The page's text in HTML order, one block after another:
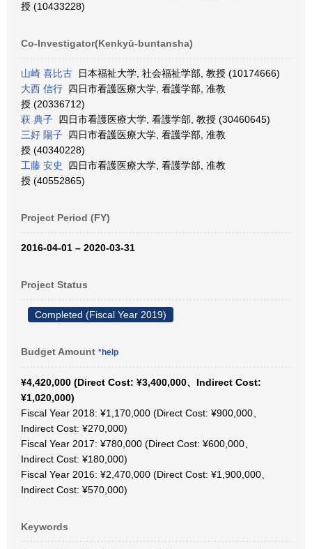
授 (10433228)
Co-Investigator(Kenkyū-buntansha)
山崎 喜比古 日本福祉大学, 社会福祉学部, 教授 (10174666)
大西 信行 四日市看護医療大学, 看護学部, 准教
授 (20336712)
萩 典子 四日市看護医療大学, 看護学部, 教授 (30460645)
三好 陽子 四日市看護医療大学, 看護学部, 准教
授 (40340228)
工藤 安史
四日市看護医療大学, 看護学部, 准教
授 (40552865)
Project Period (FY)
2016-04-01 – 2020-03-31
Project Status
Completed (Fiscal Year 2019)
Budget Amount *help
¥4,420,000 (Direct Cost: ¥3,400,000、Indirect Cost:
¥1,020,000)
Fiscal Year 2018: ¥1,170,000 (Direct Cost: ¥900,000、
Indirect Cost: ¥270,000)
Fiscal Year 2017: ¥780,000 (Direct Cost: ¥600,000、
Indirect Cost: ¥180,000)
Fiscal Year 2016: ¥2,470,000 (Direct Cost: ¥1,900,000、
Indirect Cost: ¥570,000)
Keywords